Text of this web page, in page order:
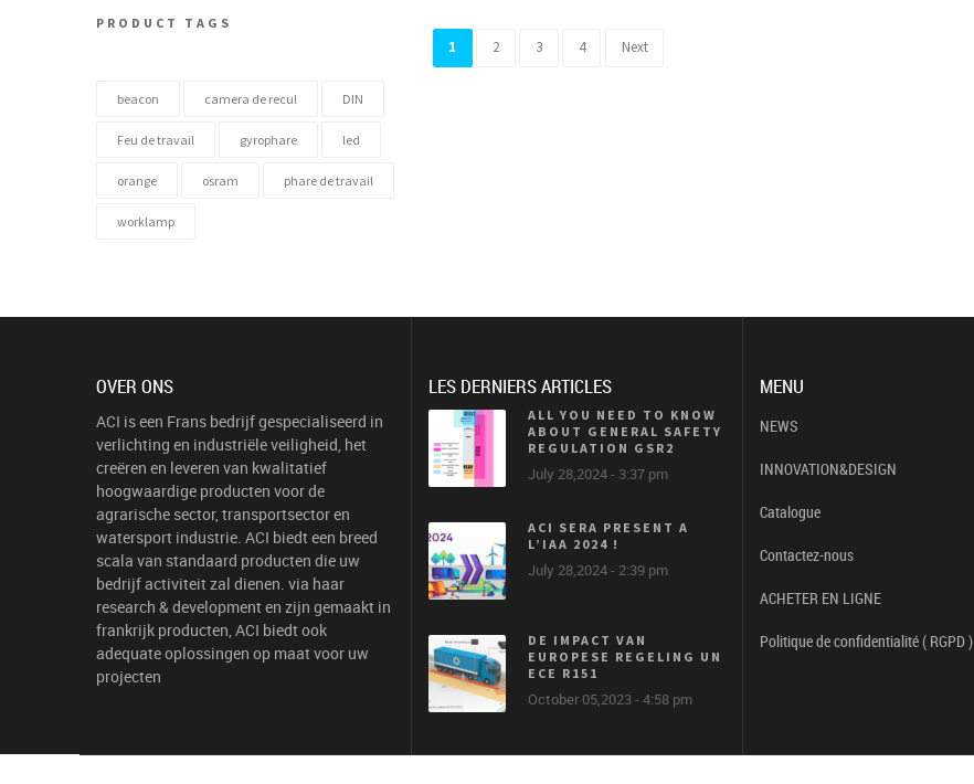
1 2 3 4 Next
PRODUCT TAGS
beacon camera de recul DIN
Feu de travail gyrophare led
orange osram phare de travail
worklamp
OVER ONS
ACI is een Frans bedrijf gespecialiseerd in
verlichting en industriële veiligheid, het
creëren en leveren van kwalitatief
hoogwaardige producten voor de
agrarische sector, transportsector en
watersport industrie. ACI biedt een breed
scala van standaard producten die uw
bedrijf activiteit zal dienen. via haar
research & development en zijn gemaakt in
frankrijk producten, ACI biedt ook
adequate oplossingen op maat voor uw
projecten
LES DERNIERS ARTICLES
ALL YOU NEED TO KNOW
ABOUT GENERAL SAFETY
REGULATION GSR2
July 28,2024 - 3:37 pm
ACI SERA PRESENT A
L’IAA 2024 !
July 28,2024 - 2:39 pm
DE IMPACT VAN
EUROPESE REGELING UN
ECE R151
October 05,2023 - 4:58 pm
MENU
NEWS
INNOVATION&DESIGN
Catalogue
Contactez-nous
ACHETER EN LIGNE
Politique de confidentialité ( RGPD )